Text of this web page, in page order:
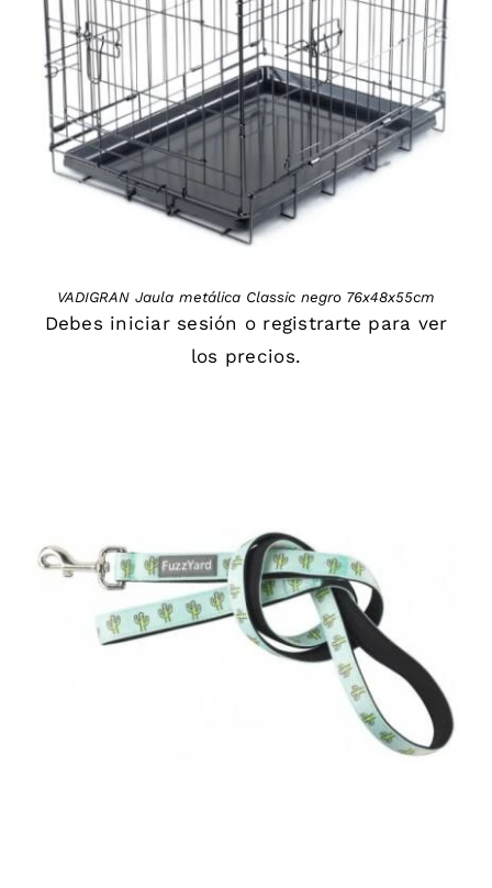
DETAILS
VADIGRAN Jaula metálica Classic negro 76x48x55cm
Debes iniciar sesión o registrarte para ver
los precios.
DETAILS